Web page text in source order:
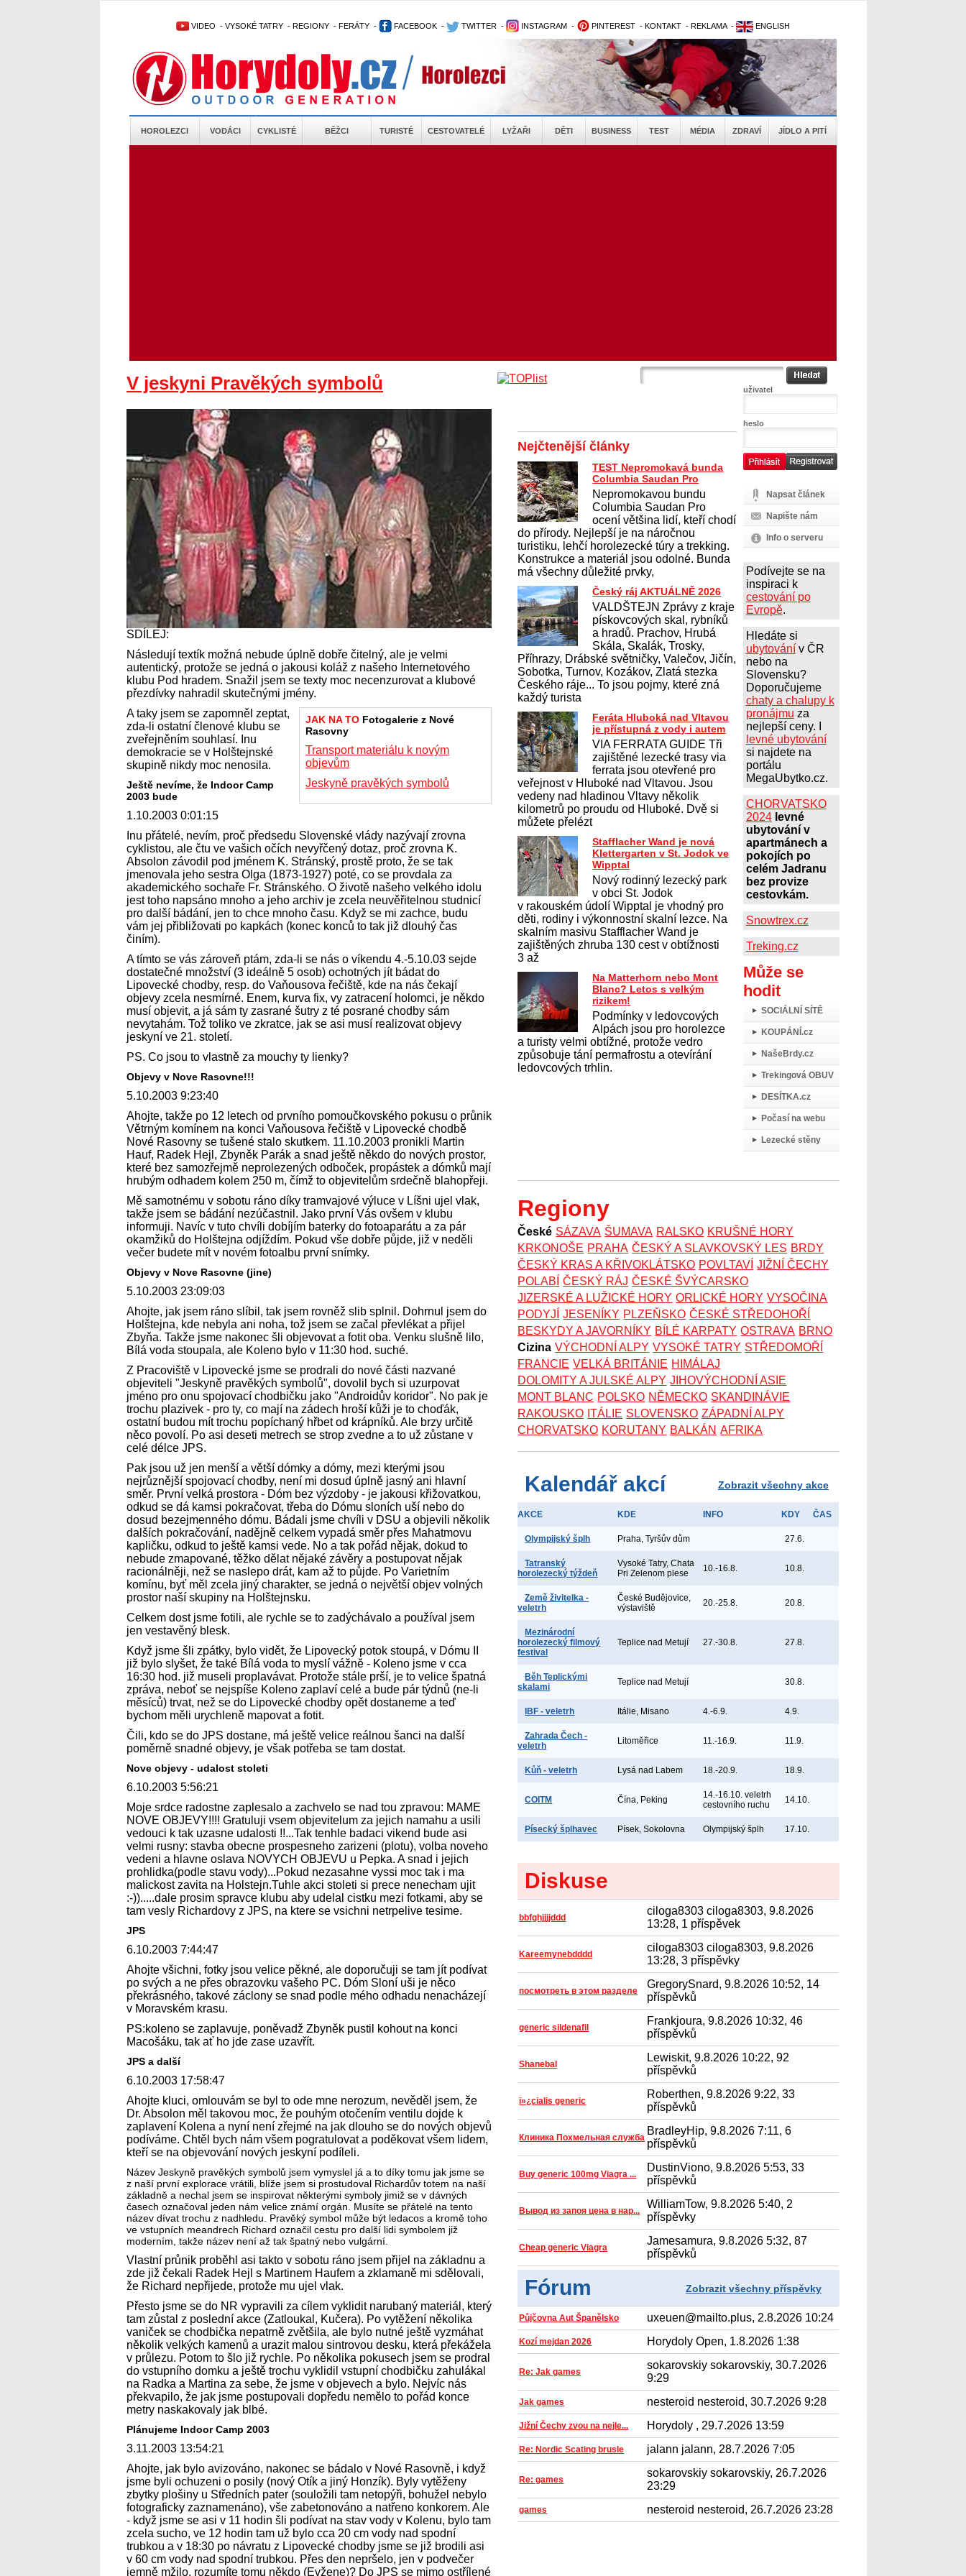
VIDEO - VYSOKÉ TATRY - REGIONY - FERÁTY - FACEBOOK - TWITTER - INSTAGRAM - PINTEREST - KONTAKT - REKLAMA - ENGLISH
HOROLEZCI VODÁCI CYKLISTÉ BĚŽCI TURISTÉ CESTOVATELÉ LYŽAŘI DĚTI BUSINESS TEST MÉDIA ZDRAVÍ JÍDLO A PITÍ
V jeskyni Pravěkých symbolů
SDÍLEJ:
Následují textík možná nebude úplně dobře čitelný, ale je velmi
autentický, protože se jedná o jakousi koláž z našeho Internetového
klubu Pod hradem. Snažil jsem se texty moc necenzurovat a klubové
přezdívky nahradil skutečnými jmény.
JAK NA TO Fotogalerie z Nové
Rasovny
Transport materiálu k novým
objevům
Jeskyně pravěkých symbolů
A taky jsem se zapomněl zeptat,
zda-li ostatní členové klubu se
zveřejněním souhlasí. Inu
demokracie se v Holštejnské
skupině nikdy moc nenosila.
Ještě nevíme, že Indoor Camp
2003 bude
1.10.2003 0:01:15
Inu přátelé, nevím, proč předsedu Slovenské vlády nazývají zrovna
cyklistou, ale čtu ve vašich očích nevyřčený dotaz, proč zrovna K.
Absolon závodil pod jménem K. Stránský, prostě proto, že se tak
jmenovala jeho sestra Olga (1873-1927) poté, co se provdala za
akademického sochaře Fr. Stránského. O životě našeho velkého idolu
jest toho napsáno mnoho a jeho archiv je zcela neuvěřitelnou studnicí
pro další bádání, jen to chce mnoho času. Když se mi zachce, budu
vám jej přibližovati po kapkách (konec konců to tak již dlouhý čas
činím).
A tímto se vás zároveň ptám, zda-li se nás o víkendu 4.-5.10.03 sejde
dostatečné množství (3 ideálně 5 osob) ochotných jít bádat do
Lipovecké chodby, resp. do Vaňousova řečiště, kde na nás čekají
objevy zcela nesmírné. Enem, kurva fix, vy zatracení holomci, je někdo
musí objevit, a já sám ty zasrané šutry z té posrané chodby sám
nevytahám. Tož toliko ve zkratce, jak se asi musí realizovat objevy
jeskyní ve 21. století.
PS. Co jsou to vlastně za mouchy ty lienky?
Objevy v Nove Rasovne!!!
5.10.2003 9:23:40
Ahojte, takže po 12 letech od prvního pomoučkovského pokusu o průnik
Větrným komínem na konci Vaňousova řečiště v Lipovecké chodbě
Nové Rasovny se tušené stalo skutkem. 11.10.2003 pronikli Martin
Hauf, Radek Hejl, Zbyněk Parák a snad ještě někdo do nových prostor,
které bez samozřejmě neprolezených odboček, propástek a dómků mají
hrubým odhadem kolem 250 m, čímž to objevitelům srdečně blahopřeji.
Mě samotnému v sobotu ráno díky tramvajové výluce v Líšni ujel vlak,
takže jsem se bádání nezúčastnil. Jako první Vás ovšem v klubu
informuji. Navíc v tuto chvíli dobíjím baterky do fotoaparátu a za pár
okamžiků do Holštejna odjíždím. Pokud vše dobře půjde, již v neděli
večer budete mít v novém fotoalbu první snímky.
Objevy v Nove Rasovne (jine)
5.10.2003 23:09:03
Ahojte, jak jsem ráno slíbil, tak jsem rovněž slib splnil. Dohrnul jsem do
Holštejna, kde nebyla ani noha, tož jsem se začal převlékat a přijel
Zbyňa. Takže jsme nakonec šli objevovat a fotit oba. Venku slušně lilo,
Bílá voda stoupala, ale Koleno bylo v 11:30 hod. suché.
Z Pracoviště v Lipovecké jsme se prodrali do nové části nazvané
objeviteli "Jeskyně pravěkých symbolů", dovolil bych si uzurpovat
jméno pro onu spojovací chodbičku jako "Androidův koridor". No pak je
trochu plazivek - pro ty, co mají na zádech hroší kůži je to choďák,
ostatní budou mít trochu popíchaný hřbet od krápníků. Ale brzy určitě
něco povolí. Po asi deseti metrech se strop zvedne a to už zůstane v
celé délce JPS.
Pak jsou už jen menší a větší dómky a dómy, mezi kterými jsou
nejrůznější spojovací chodby, není mi dosud úplně jasný ani hlavní
směr. První velká prostora - Dóm bez výzdoby - je jakousi křižovatkou,
odkud se dá kamsi pokračovat, třeba do Dómu sloních uší nebo do
dosud bezejmenného dómu. Bádali jsme chvíli v DSU a objevili několik
dalších pokračování, nadějně celkem vypadá směr přes Mahatmovu
kapličku, odkud to ještě kamsi vede. No a tak pořád nějak, dokud to
nebude zmapované, těžko dělat nějaké závěry a postupovat nějak
racionálněji, než se naslepo drát, kam až to půjde. Po Varietním
komínu, byť měl zcela jiný charakter, se jedná o největší objev volných
prostor naší skupiny na Holštejnsku.
Celkem dost jsme fotili, ale rychle se to zadýchávalo a používal jsem
jen vestavěný blesk.
Když jsme šli zpátky, bylo vidět, že Lipovecký potok stoupá, v Dómu II
již bylo slyšet, že také Bílá voda to myslí vážně - Koleno jsme v cca
16:30 hod. již museli proplavávat. Protože stále prší, je to velice špatná
zpráva, neboť se nejspíše Koleno zaplaví celé a bude pár týdnů (ne-li
měsíců) trvat, než se do Lipovecké chodby opět dostaneme a teď
bychom měli urychleně mapovat a fotit.
Čili, kdo se do JPS dostane, má ještě velice reálnou šanci na další
poměrně snadné objevy, je však potřeba se tam dostat.
Nove objevy - udalost stoleti
6.10.2003 5:56:21
Moje srdce radostne zaplesalo a zachvelo se nad tou zpravou: MAME
NOVE OBJEVY!!!! Gratuluji vsem objevitelum za jejich namahu a usili
vedouci k tak uzasne udalosti !!...Tak tenhle badaci vikend bude asi
velmi rusny: stavba obecne prospesneho zarizeni (plotu), volba noveho
vedeni a hlavne oslava NOVYCH OBJEVU u Pepka. A snad i jejich
prohlidka(podle stavu vody)...Pokud nezasahne vyssi moc tak i ma
malickost zavita na Holstejn.Tuhle akci stoleti si prece nenecham ujit
:-)).....dale prosim spravce klubu aby udelal cistku mezi fotkami, aby se
tam vesly Richardovy z JPS, na ktere se vsichni netrpelive tesime.
JPS
6.10.2003 7:44:47
Ahojte všichni, fotky jsou velice pěkné, ale doporučuji se tam jít podívat
po svých a ne přes obrazovku vašeho PC. Dóm Sloní uši je něco
překrásného, takové záclony se snad podle mého odhadu nenacházejí
v Moravském krasu.
PS:koleno se zaplavuje, poněvadž Zbyněk pustil kohout na konci
Macošáku, tak ať ho jde zase uzavřít.
JPS a další
6.10.2003 17:58:47
Ahojte kluci, omlouvám se byl to ode mne nerozum, nevěděl jsem, že
Dr. Absolon měl takovou moc, že pouhým otočením ventilu dojde k
zaplavení Kolena a nyní není zřejmé na jak dlouho se do nových objevů
podíváme. Chtěl bych nám všem pogratulovat a poděkovat všem lidem,
kteří se na objevování nových jeskyní podíleli.
Název Jeskyně pravěkých symbolů jsem vymyslel já a to díky tomu jak jsme se
z naší první explorace vrátili, blíže jsem si prostudoval Richardův totem na naší
základně a nechal jsem se inspirovat některými symboly jimiž se v dávných
časech označoval jeden nám velice známí orgán. Musíte se přátelé na tento
název dívat trochu z nadhledu. Pravěký symbol může být ledacos a kromě toho
ve vstupních meandrech Richard označil cestu pro další lidi symbolem již
moderním, takže název není až tak špatný nebo vulgární.
Vlastní průnik proběhl asi takto v sobotu ráno jsem přijel na základnu a
zde již čekali Radek Hejl s Martinem Haufem a zklamaně mi sdělovali,
že Richard nepřijede, protože mu ujel vlak.
Přesto jsme se do NR vypravili za cílem vyklidit narubaný materiál, který
tam zůstal z poslední akce (Zatloukal, Kučera). Po vytěžení několika
vaniček se chodbička nepatrně zvětšila, ale bylo nutné ještě vyzmáhat
několik velkých kamenů a urazit malou sintrovou desku, která překážela
v průlezu. Potom to šlo již rychle. Po několika pokusech jsem se prodral
do vstupního domku a ještě trochu vyklidil vstupní chodbičku zahulákal
na Radka a Martina za sebe, že jsme v objevech a bylo. Nejvíc nás
překvapilo, že jak jsme postupovali dopředu nemělo to pořád konce
metry naskakovaly jak blbé.
Plánujeme Indoor Camp 2003
3.11.2003 13:54:21
Ahojte, jak bylo avizováno, nakonec se bádalo v Nové Rasovně, i když
jsme byli ochuzeni o posily (nový Otík a jiný Honzík). Byly vytěženy
zbytky plošiny u Středních pater (souložili tam netopýři, bohužel nebylo
fotograficky zaznamenáno), vše zabetonováno a natřeno konkorem. Ale
- když jsme se asi v 11 hodin šli podívat na stav vody v Kolenu, bylo tam
zcela sucho, ve 12 hodin tam už bylo cca 20 cm vody nad spodní
trubkou a v 18:30 po návratu z Lipovecké chodby jsme se již brodili asi
v 60 cm vody nad spodní trubkou. Přes den nepršelo, jen v podvečer
jemně mžilo, rozumíte tomu někdo (Evžene)? Do JPS se mimo ostřílené
uživatel
heslo
Napsat článek
Napište nám
Info o serveru
Podívejte se na
inspiraci k
cestování po
Evropě.
Hledáte si
ubytovánív ČR
nebo na
Slovensku?
Doporučujeme
chaty a chalupy k
pronájmu za
nejlepší ceny. I
levné ubytování
si najdete na
portálu
MegaUbytko.cz.
CHORVATSKO
2024 levné
ubytování v
apartmánech a
pokojích po
celém Jadranu
bez provize
cestovkám.
Snowtrex.cz
Treking.cz
Může se
hodit
SOCIÁLNÍ SÍTĚ
KOUPÁNÍ.cz
NašeBrdy.cz
Trekingová OBUV
DESÍTKA.cz
Počasí na webu
Lezecké stěny
Nejčtenější články
TEST Nepromokavá bunda
Columbia Saudan Pro
Nepromokavou bundu
Columbia Saudan Pro
ocení většina lidí, kteří chodí
do přírody. Nejlepší je na náročnou
turistiku, lehčí horolezecké túry a trekking.
Konstrukce a materiál jsou odolné. Bunda
má všechny důležité prvky,
Český ráj AKTUÁLNĚ 2026
VALDŠTEJN Zprávy z kraje
pískovcových skal, rybníků
a hradů. Prachov, Hrubá
Skála, Skalák, Trosky,
Příhrazy, Drábské světničky, Valečov, Jičín,
Sobotka, Turnov, Kozákov, Zlatá stezka
Českého ráje... To jsou pojmy, které zná
každý turista
Feráta Hluboká nad Vltavou
je přístupná z vody i autem
VIA FERRATA GUIDE Tři
zajištěné lezecké trasy via
ferrata jsou otevřené pro
veřejnost v Hluboké nad Vltavou. Jsou
vedeny nad hladinou Vltavy několik
kilometrů po proudu od Hluboké. Dvě si
můžete přelézt
Stafflacher Wand je nová
Klettergarten v St. Jodok ve
Wipptal
Nový rodinný lezecký park
v obci St. Jodok
v rakouském údolí Wipptal je vhodný pro
děti, rodiny i výkonnostní skalní lezce. Na
skalním masivu Stafflacher Wand je
zajištěných zhruba 130 cest v obtížnosti
3 až
Na Matterhorn nebo Mont
Blanc? Letos s velkým
rizikem!
Podmínky v ledovcových
Alpách jsou pro horolezce
a turisty velmi obtížné, protože vedro
způsobuje tání permafrostu a otevírání
ledovcových trhlin.
Regiony
České SÁZAVA ŠUMAVA RALSKO KRUŠNÉ HORY
KRKONOŠE PRAHA ČESKÝ A SLAVKOVSKÝ LES BRDY
ČESKÝ KRAS A KŘIVOKLÁTSKO POVLTAVÍ JIŽNÍ ČECHY
POLABÍ
ČESKÝ RÁJ ČESKÉ ŠVÝCARSKO
JIZERSKÉ A LUŽICKÉ HORY ORLICKÉ HORY VYSOČINA
PODYJÍ
JESENÍKY PLZEŇSKO ČESKÉ STŘEDOHOŘÍ
BESKYDY A JAVORNÍKY BÍLÉ KARPATY OSTRAVA BRNO
Cizina VÝCHODNÍ ALPY VYSOKÉ TATRY STŘEDOMOŘÍ
FRANCIE VELKÁ BRITÁNIE HIMÁLAJ
DOLOMITY A JULSKÉ ALPY JIHOVÝCHODNÍ ASIE
MONT BLANC POLSKO NĚMECKO SKANDINÁVIE
RAKOUSKO ITÁLIE SLOVENSKO ZÁPADNÍ ALPY
CHORVATSKO KORUTANY BALKÁN AFRIKA
Kalendář akcí Zobrazit všechny akce
AKCE KDE INFO KDY ČAS
Olympijský šplh Praha, Tyršův dům 27.6.
Tatranský
horolezecký týždeň
Vysoké Tatry, Chata
Pri Zelenom plese
10.-16.8. 10.8.
Země živitelka -
veletrh
České Budějovice,
výstaviště
20.-25.8. 20.8.
Mezinárodní
horolezecký filmový
festival
Teplice nad Metují 27.-30.8. 27.8.
Běh Teplickými
skalami
Teplice nad Metují 30.8.
IBF - veletrh Itálie, Misano 4.-6.9. 4.9.
Zahrada Čech -
veletrh
Litoměřice 11.-16.9. 11.9.
Kůň - veletrh Lysá nad Labem 18.-20.9. 18.9.
COITM Čína, Peking
14.-16.10. veletrh
cestovního ruchu
14.10.
Písecký šplhavec Písek, Sokolovna Olympijský šplh 17.10.
Diskuse
bbfghjjjjddd
ciloga8303 ciloga8303, 9.8.2026
13:28, 1 příspěvek
Kareemynebdddd
ciloga8303 ciloga8303, 9.8.2026
13:28, 3 příspěvky
посмотреть в этом разделе
GregorySnard, 9.8.2026 10:52, 14
příspěvků
generic sildenafil
Frankjoura, 9.8.2026 10:32, 46
příspěvků
Shanebal
Lewiskit, 9.8.2026 10:22, 92
příspěvků
ï»¿cialis generic
Roberthen, 9.8.2026 9:22, 33
příspěvků
Клиника Похмельная служба
BradleyHip, 9.8.2026 7:11, 6
příspěvků
Buy generic 100mg Viagra ...
DustinViono, 9.8.2026 5:53, 33
příspěvků
Вывод из запоя цена в нар...
WilliamTow, 9.8.2026 5:40, 2
příspěvky
Cheap generic Viagra
Jamesamura, 9.8.2026 5:32, 87
příspěvků
Fórum Zobrazit všechny příspěvky
Půjčovna Aut Španělsko uxeuen@mailto.plus, 2.8.2026 10:24
Kozí mejdan 2026 Horydoly Open, 1.8.2026 1:38
Re: Jak games
sokarovskiy sokarovskiy, 30.7.2026
9:29
Jak games nesteroid nesteroid, 30.7.2026 9:28
Jižní Čechy zvou na nejle... Horydoly , 29.7.2026 13:59
Re: Nordic Scating brusle jalann jalann, 28.7.2026 7:05
Re: games
sokarovskiy sokarovskiy, 26.7.2026
23:29
games nesteroid nesteroid, 26.7.2026 23:28